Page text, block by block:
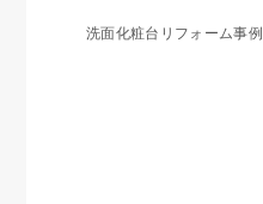
洗面化粧台リフォーム事例